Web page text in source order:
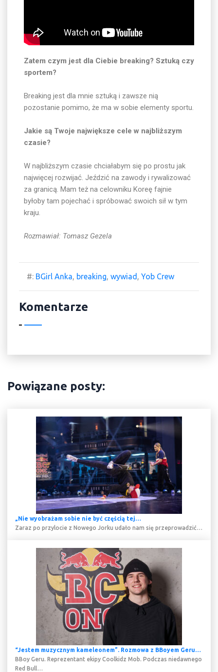
Zatem czym jest dla Ciebie breaking? Sztuką czy
sportem?
Breaking jest dla mnie sztuką i zawsze nią
pozostanie pomimo, że ma w sobie elementy sportu.
Jakie są Twoje największe cele w najbliższym
czasie?
W najbliższym czasie chciałabym się po prostu jak
najwięcej rozwijać. Jeździć na zawody i rywalizować
za granicą. Mam też na celowniku Koreę fajnie
byłoby tam pojechać i spróbować swoich sił w tym
kraju.
Rozmawiał: Tomasz Gezela
#: BGirl Anka, breaking, wywiad , Yob Crew
Komentarze
Powiązane posty:
„Nie wyobrażam sobie nie być częścią tej…
Zaraz po przylocie z Nowego Jorku udało nam się przeprowadzić…
“Jestem muzycznym kameleonem”. Rozmowa z BBoyem Geru…
BBoy Geru. Reprezentant ekipy Coolkidz Mob. Podczas niedawnego
Red Bull…